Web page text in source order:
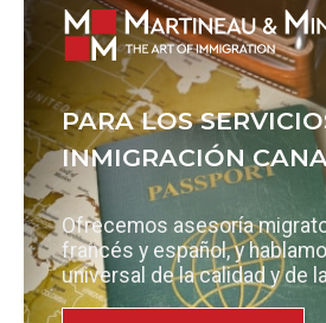
PARA LOS
INMIGRACIÓN
Ofrecemos asesoría
francés y español, y
universal de la calidad y de